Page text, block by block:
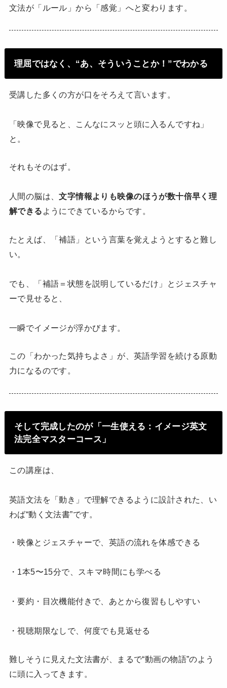
文法が「ルール」から「感覚」へと変わります。
理屈ではなく、“あ、そういうことか！”でわかる
受講した多くの方が口をそろえて言います。
「映像で見ると、こんなにスッと頭に入るんですね」
と。
それもそのはず。
人間の脳は、文字情報よりも映像のほうが数十倍早く理
解できる ようにできているからです。
たとえば、「補語」という言葉を覚えようとすると難し
い。
でも、「補語＝状態を説明しているだけ」とジェスチャ
ーで見せると、
一瞬でイメージが浮かびます。
この「わかった気持ちよさ」が、英語学習を続ける原動
力になるのです。
そして完成したのが「一生使える：イメージ英文
法完全マスターコース」
この講座は、
英語文法を「動き」で理解できるように設計された、い
わば“動く文法書”です。
・映像とジェスチャーで、英語の流れを体感できる
・1本5〜15分で、スキマ時間にも学べる
・要約・目次機能付きで、あとから復習もしやすい
・視聴期限なしで、何度でも見返せる
難しそうに見えた文法書が、まるで“動画の物語”のよう
に頭に入ってきます。